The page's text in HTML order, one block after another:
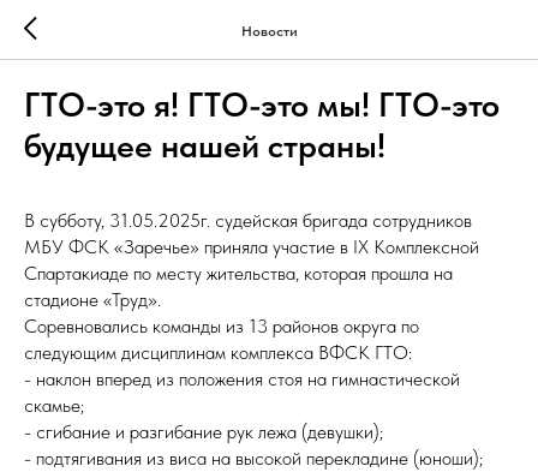
Новости
ГТО-это я! ГТО-это мы! ГТО-это
будущее нашей страны!
В субботу, 31.05.2025г. судейская бригада сотрудников
МБУ ФСК «Заречье» приняла участие в IХ Комплексной
Спартакиаде по месту жительства, которая прошла на
стадионе «Труд».
Соревновались команды из 13 районов округа по
следующим дисциплинам комплекса ВФСК ГТО:
- наклон вперед из положения стоя на гимнастической
скамье;
- сгибание и разгибание рук лежа (девушки);
- подтягивания из виса на высокой перекладине (юноши);